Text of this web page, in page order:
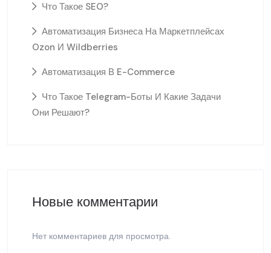
Что Такое SEO?
Автоматизация Бизнеса На Маркетплейсах
Ozon И Wildberries
Автоматизация В E-Commerce
Что Такое Telegram-Боты И Какие Задачи
Они Решают?
Новые комментарии
Нет комментариев для просмотра.